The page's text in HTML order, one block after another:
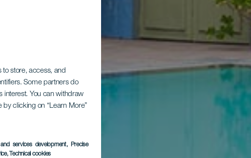
to store, access, and
Some partners do
interest. You can withdraw
clicking on “Learn More”
services development, Precise
, Technical cookies